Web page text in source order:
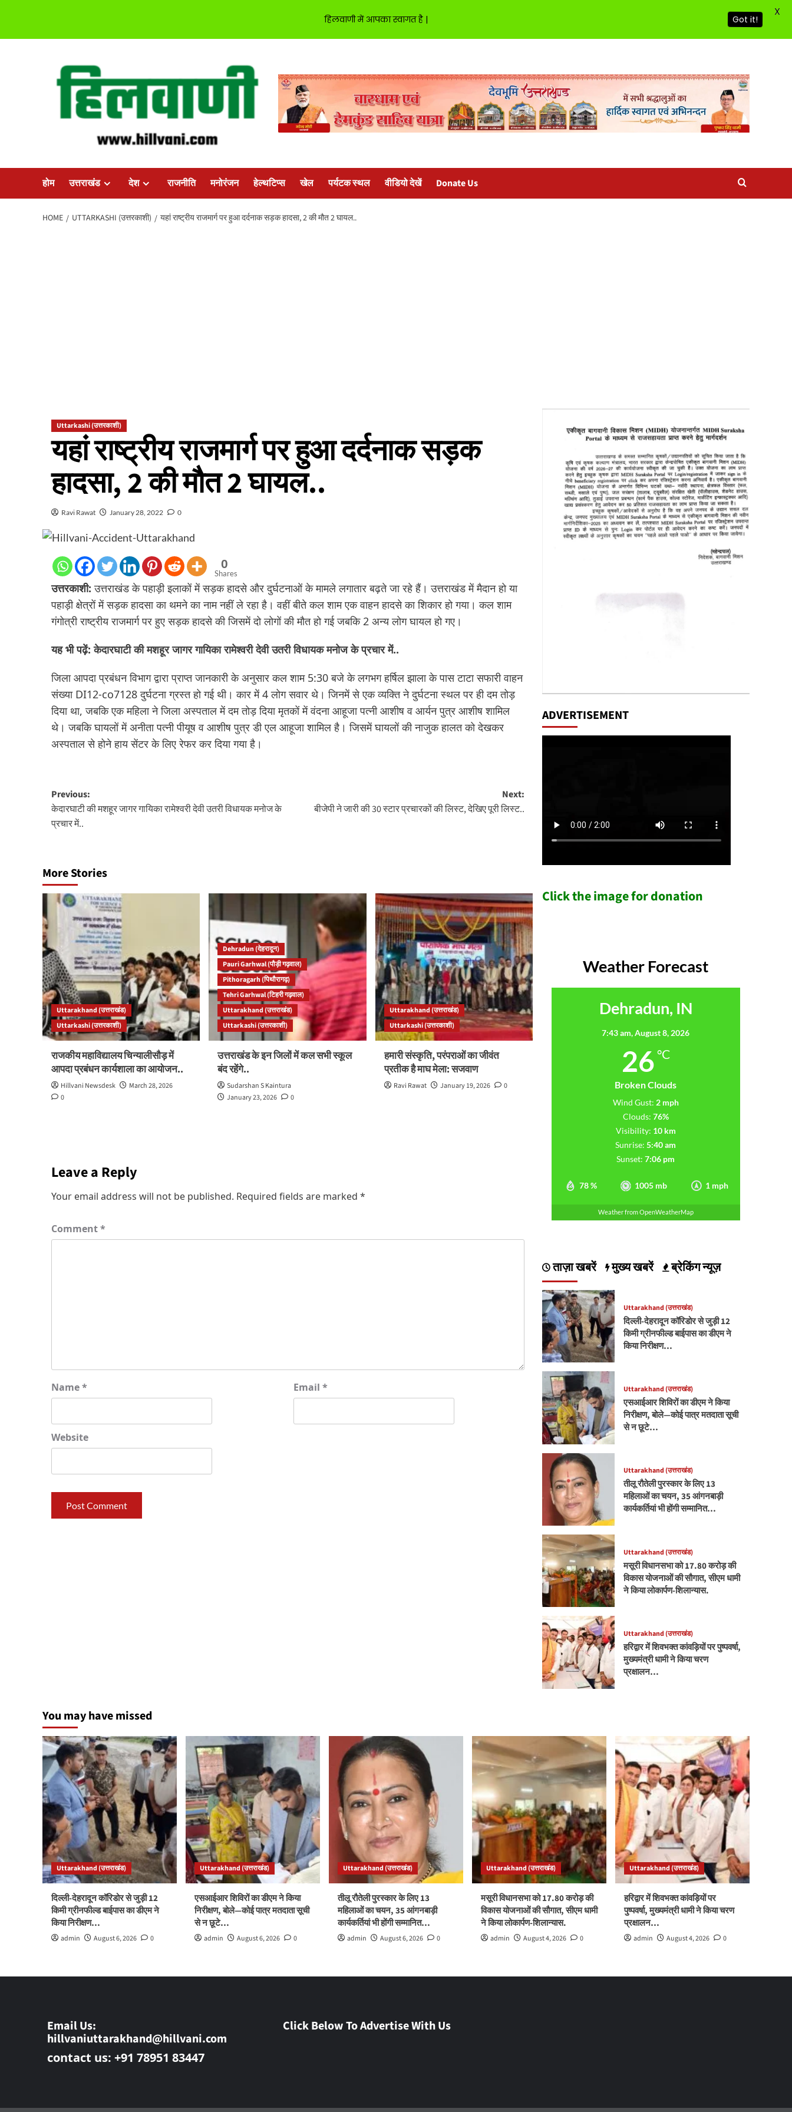
होम उत्तराखंड देश राजनीति मनोरंजन हेल्थटिप्स खेल पर्यटक स्थल वीडियो देखें Donate Us
HOME UTTARKASHI (उत्तरकाशी) यहां राष्ट्रीय राजमार्ग पर हुआ दर्दनाक सड़क हादसा, 2 की मौत 2 घायल..
Uttarkashi (उत्तरकाशी)
यहां राष्ट्रीय राजमार्ग पर हुआ दर्दनाक सड़क
हादसा, 2 की मौत 2 घायल..
Ravi Rawat January 28, 2022 0
0
Shares
उत्तरकाशी:उत्तराखंड के पहाड़ी इलाकों में सड़क हादसे और दुर्घटनाओं के मामले लगातार बढ़ते जा रहे हैं। उत्तराखंड में मैदान हो या
पहाड़ी क्षेत्रों में सड़क हादसा का थमने का नाम नहीं ले रहा है। वहीं बीते कल शाम एक वाहन हादसे का शिकार हो गया। कल शाम
गंगोत्री राष्ट्रीय राजमार्ग पर हुए सड़क हादसे की जिसमें दो लोगों की मौत हो गई जबकि 2 अन्य लोग घायल हो गए।
यह भी पढ़ें:केदारघाटी की मशहूर जागर गायिका रामेश्वरी देवी उतरी विधायक मनोज के प्रचार में..
जिला आपदा प्रबंधन विभाग द्वारा प्राप्त जानकारी के अनुसार कल शाम 5:30 बजे के लगभग हर्षिल झाला के पास टाटा सफारी वाहन
संख्या DI12-co7128 दुर्घटना ग्रस्त हो गई थी। कार में 4 लोग सवार थे। जिनमें से एक व्यक्ति ने दुर्घटना स्थल पर ही दम तोड़
दिया था, जबकि एक महिला ने जिला अस्पताल में दम तोड़ दिया मृतकों में वंदना आहूजा पत्नी आशीष व आर्यन पुत्र आशीष शामिल
थे। जबकि घायलों में अनीता पत्नी पीयूष व आशीष पुत्र डी एल आहूजा शामिल है। जिसमें घायलों की नाजुक हालत को देखकर
अस्पताल से होने हाय सेंटर के लिए रेफर कर दिया गया है।
Post
navigation
Previous:
केदारघाटी की मशहूर जागर गायिका रामेश्वरी देवी उतरी विधायक मनोज के
प्रचार में..
Next:
बीजेपी ने जारी की 30 स्टार प्रचारकों की लिस्ट, देखिए पूरी लिस्ट..
More Stories
Uttarakhand (उत्तराखंड)
Uttarkashi (उत्तरकाशी)
राजकीय महाविद्यालय चिन्यालीसौड़ में
आपदा प्रबंधन कार्यशाला का आयोजन..
Hillvani Newsdesk
March 28, 2026
0
Dehradun (देहरादून)
Pauri Garhwal (पौड़ी गढ़वाल)
Pithoragarh (पिथौरागढ़)
Tehri Garhwal (टिहरी गढ़वाल)
Uttarakhand (उत्तराखंड)
Uttarkashi (उत्तरकाशी)
उत्तराखंड के इन जिलों में कल सभी स्कूल
बंद रहेंगे..
Sudarshan S Kaintura
January 23, 2026
0
Uttarakhand (उत्तराखंड)
Uttarkashi (उत्तरकाशी)
हमारी संस्कृति, परंपराओं का जीवंत
प्रतीक है माघ मेला: सजवाण
Ravi Rawat January 19, 2026 0
Leave a Reply
Your email address will not be published. Required fields are marked *
Comment*
Name* Email*
Website
ADVERTISEMENT
Click the image for donation
Weather Forecast
Dehradun, IN
7:43 am,August 8, 2026
26 °C
Broken Clouds
78 % 1005 mb 1 mph
Wind Gust: 2 mph
Clouds: 76%
Visibility: 10 km
Sunrise: 5:40 am
Sunset: 7:06 pm
Weather from OpenWeatherMap
ताज़ा खबरें मुख्य खबरें ब्रेकिंग न्यूज़
Uttarakhand (उत्तराखंड)
दिल्ली-देहरादून कॉरिडोर से जुड़ी 12
किमी ग्रीनफील्ड बाईपास का डीएम ने
किया निरीक्षण…
Uttarakhand (उत्तराखंड)
एसआईआर शिविरों का डीएम ने किया
निरीक्षण, बोले—कोई पात्र मतदाता सूची
से न छूटे…
Uttarakhand (उत्तराखंड)
तीलू रौतेली पुरस्कार के लिए 13
महिलाओं का चयन, 35 आंगनबाड़ी
कार्यकर्तियां भी होंगी सम्मानित…
Uttarakhand (उत्तराखंड)
मसूरी विधानसभा को 17.80 करोड़ की
विकास योजनाओं की सौगात, सीएम धामी
ने किया लोकार्पण-शिलान्यास.
Uttarakhand (उत्तराखंड)
हरिद्वार में शिवभक्त कांवड़ियों पर पुष्पवर्षा,
मुख्यमंत्री धामी ने किया चरण
प्रक्षालन…
You may have missed
Uttarakhand (उत्तराखंड)
दिल्ली-देहरादून कॉरिडोर से जुड़ी 12
किमी ग्रीनफील्ड बाईपास का डीएम ने
किया निरीक्षण…
admin August 6, 2026 0
Uttarakhand (उत्तराखंड)
एसआईआर शिविरों का डीएम ने किया
निरीक्षण, बोले—कोई पात्र मतदाता सूची
से न छूटे…
admin August 6, 2026 0
Uttarakhand (उत्तराखंड)
तीलू रौतेली पुरस्कार के लिए 13
महिलाओं का चयन, 35 आंगनबाड़ी
कार्यकर्तियां भी होंगी सम्मानित…
admin August 6, 2026 0
Uttarakhand (उत्तराखंड)
मसूरी विधानसभा को 17.80 करोड़ की
विकास योजनाओं की सौगात, सीएम धामी
ने किया लोकार्पण-शिलान्यास.
admin August 4, 2026 0
Uttarakhand (उत्तराखंड)
हरिद्वार में शिवभक्त कांवड़ियों पर
पुष्पवर्षा, मुख्यमंत्री धामी ने किया चरण
प्रक्षालन…
admin August 4, 2026 0
Email Us:
hillvaniuttarakhand@hillvani.com
contact us: +91 78951 83447
Click Below To Advertise With Us
हिलवाणी में आपका स्वागत है | Got it!
X